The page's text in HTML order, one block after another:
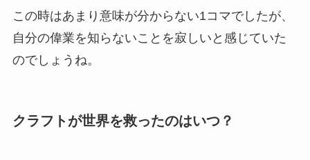
この時はあまり意味が分からない1コマでしたが、
自分の偉業を知らないことを寂しいと感じていた
のでしょうね。
クラフトが世界を救ったのはいつ？